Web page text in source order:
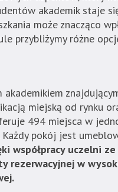
akademik staje
może znacząco
przybliżymy różne
miejską od rynku
494 miejsca w
pokój jest
współpracy uczelni
rezerwacyjnej w